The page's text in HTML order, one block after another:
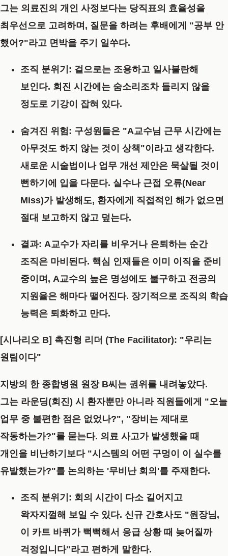
그는 의료진의 개인 사정보다는 당직표의 효율성을
최우선으로 고려하며, 질문을 하려는 후배에게 "공부 안
했어?"라고 면박을 주기 일쑤다.
조직 분위기: 겉으로는 조용하고 일사불란해
보인다. 회진 시간에는 숨소리조차 들리지 않을
정도로 기강이 잡혀 있다.
숨겨진 위험: 구성원들은 "A교수님 근무 시간에는
아무것도 하지 않는 것이 상책"이라고 생각한다.
새로운 시술법이나 업무 개선 제안은 묵살될 것이
뻔하기에 입을 다문다. 실수나 근접 오류(Near
Miss)가 발생해도, 환자에게 직접적인 해가 없으면
절대 보고하지 않고 덮는다.
결과: A교수가 자리를 비우거나 은퇴하는 순간
조직은 마비된다. 핵심 인재들은 이미 이직을 준비
중이며, A교수의 높은 명성에도 불구하고 전공의
지원율은 해마다 떨어진다. 장기적으로 조직의 학습
능력은 퇴화하고 만다.
[시나리오 B] 촉진형 리더 (The Facilitator): "우리는
원팀이다"
지방의 한 종합병원 원장 B씨는 권위를 내려놓았다.
그는 라운딩(회진) 시 환자뿐만 아니라 직원들에게 "오늘
업무 중 불편한 점은 없었나?", "장비는 제대로
작동하는가?"를 묻는다. 의료 사고가 발생했을 때
개인을 비난하기보다 "시스템의 어떤 구멍이 이 실수를
유발했는가?"를 논의하는 '무비난 회의'를 주재한다.
조직 분위기: 회의 시간이 다소 길어지고
왁자지껄해 보일 수 있다. 신규 간호사도 "원장님,
이 카트 바퀴가 뻑뻑해서 응급 상황 때 늦어질까
걱정입니다"라고 편하게 말한다.